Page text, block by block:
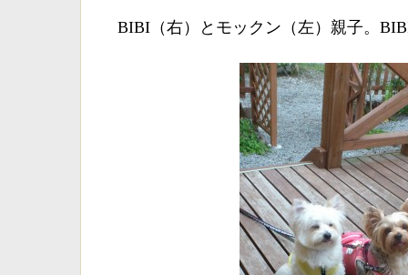
BIBI（右）とモックン（左）親子。